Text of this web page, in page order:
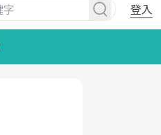
登入